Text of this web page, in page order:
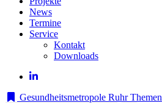
News
Termine
Service
Kontakt
Downloads
Gesundheitsmetropole Ruhr Themen